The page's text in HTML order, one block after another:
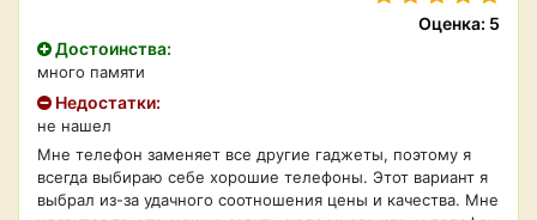
Оценка: 5
Достоинства:
много памяти
Недостатки:
не нашел
Мне телефон заменяет все другие гаджеты, поэтому я
всегда выбираю себе хорошие телефоны. Этот вариант я
выбрал из-за удачного соотношения цены и качества. Мне